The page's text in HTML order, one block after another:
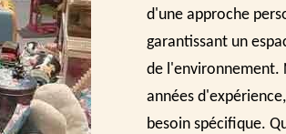
d'une approche
garantissant un
de l'environnement.
années
besoin spécifique.